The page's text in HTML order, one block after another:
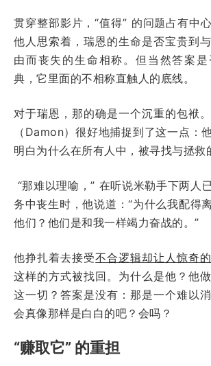
贯穿整部影片，“值得” 的问题占有中
他人思索着，瑞恩的生命是否宝贵到
由而丧失的生命相称。但当然答案
典，它里面的不相称直触人的底线。
对于瑞恩，那的确是一个沉重的包袱
（Damon）很好地捕捉到了这一点：
明白为什么在所有人中，被寻找与拯救
“那难以理喻，” 在听说米勒手下两人
务中丧生时，他说道：“为什么我配得
他们？他们是和我一样竭力奋战的。”
他挣扎着去接受不合逻辑却让人惊奇
这样的方式被找回。为什么是他？他
这一切？答案是没有：那是一个难以
会真像那样是白白的吧？会吗？
“赚取它” 的重担